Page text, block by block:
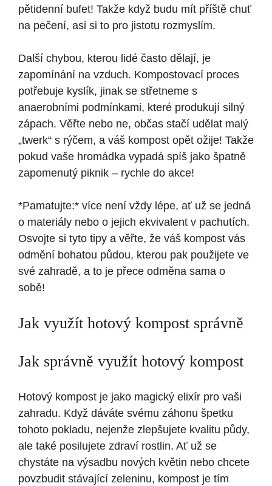
pětidenní bufet! Takže když budu mít příště chuť
na pečení, asi si to pro jistotu rozmyslím.
Další chybou, kterou lidé často dělají, je
zapomínání na vzduch. Kompostovací proces
potřebuje kyslík, jinak se střetneme s
anaerobními podmínkami, které produkují silný
zápach. Věřte nebo ne, občas stačí udělat malý
„twerk“ s rýčem, a váš kompost opět ožije! Takže
pokud vaše hromádka vypadá spíš jako špatně
zapomenutý piknik – rychle do akce!
*Pamatujte:* více není vždy lépe, ať už se jedná
o materiály nebo o jejich ekvivalent v pachutích.
Osvojte si tyto tipy a věřte, že váš kompost vás
odmění bohatou půdou, kterou pak použijete ve
své zahradě, a to je přece odměna sama o
sobě!
Jak využít hotový kompost správně
Jak správně využít hotový kompost
Hotový kompost je jako magický elixír pro vaši
zahradu. Když dáváte svému záhonu špetku
tohoto pokladu, nejenže zlepšujete kvalitu půdy,
ale také posilujete zdraví rostlin. Ať už se
chystáte na výsadbu nových květin nebo chcete
povzbudit stávající zeleninu, kompost je tím